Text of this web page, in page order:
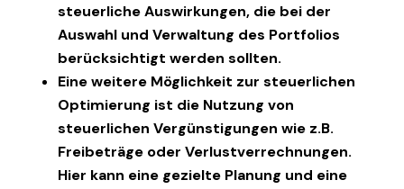
steuerliche Auswirkungen, die bei der
Auswahl und Verwaltung des Portfolios
berücksichtigt werden sollten.
Eine weitere Möglichkeit zur steuerlichen
Optimierung ist die Nutzung von
steuerlichen Vergünstigungen wie z.B.
Freibeträge oder Verlustverrechnungen.
Hier kann eine gezielte Planung und eine